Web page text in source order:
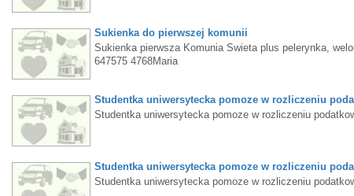
Sukienka do pierwszej komunii
Sukienka pierwsza Komunia Swieta plus pelerynka,
647575 4768Maria
Studentka uniwersytecka pomoze w rozliczeniu
Studentka uniwersytecka pomoze w rozliczeniu
Studentka uniwersytecka pomoze w rozliczeniu
Studentka uniwersytecka pomoze w rozliczeniu